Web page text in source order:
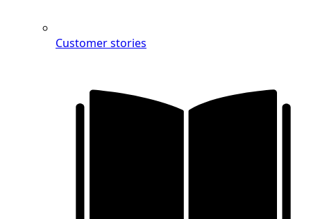
Customer stories